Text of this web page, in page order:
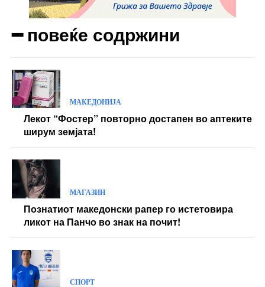
━ повеќе содржини
МАКЕДОНИЈА
Лекот “Фостер” повторно достапен во аптеките
ширум земјата!
МАГАЗИН
Познатиот македонски рапер го истетовира
ликот на Панчо во знак на почит!
СПОРТ